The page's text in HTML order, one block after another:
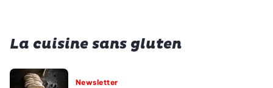
La cuisine sans gluten
Newsletter